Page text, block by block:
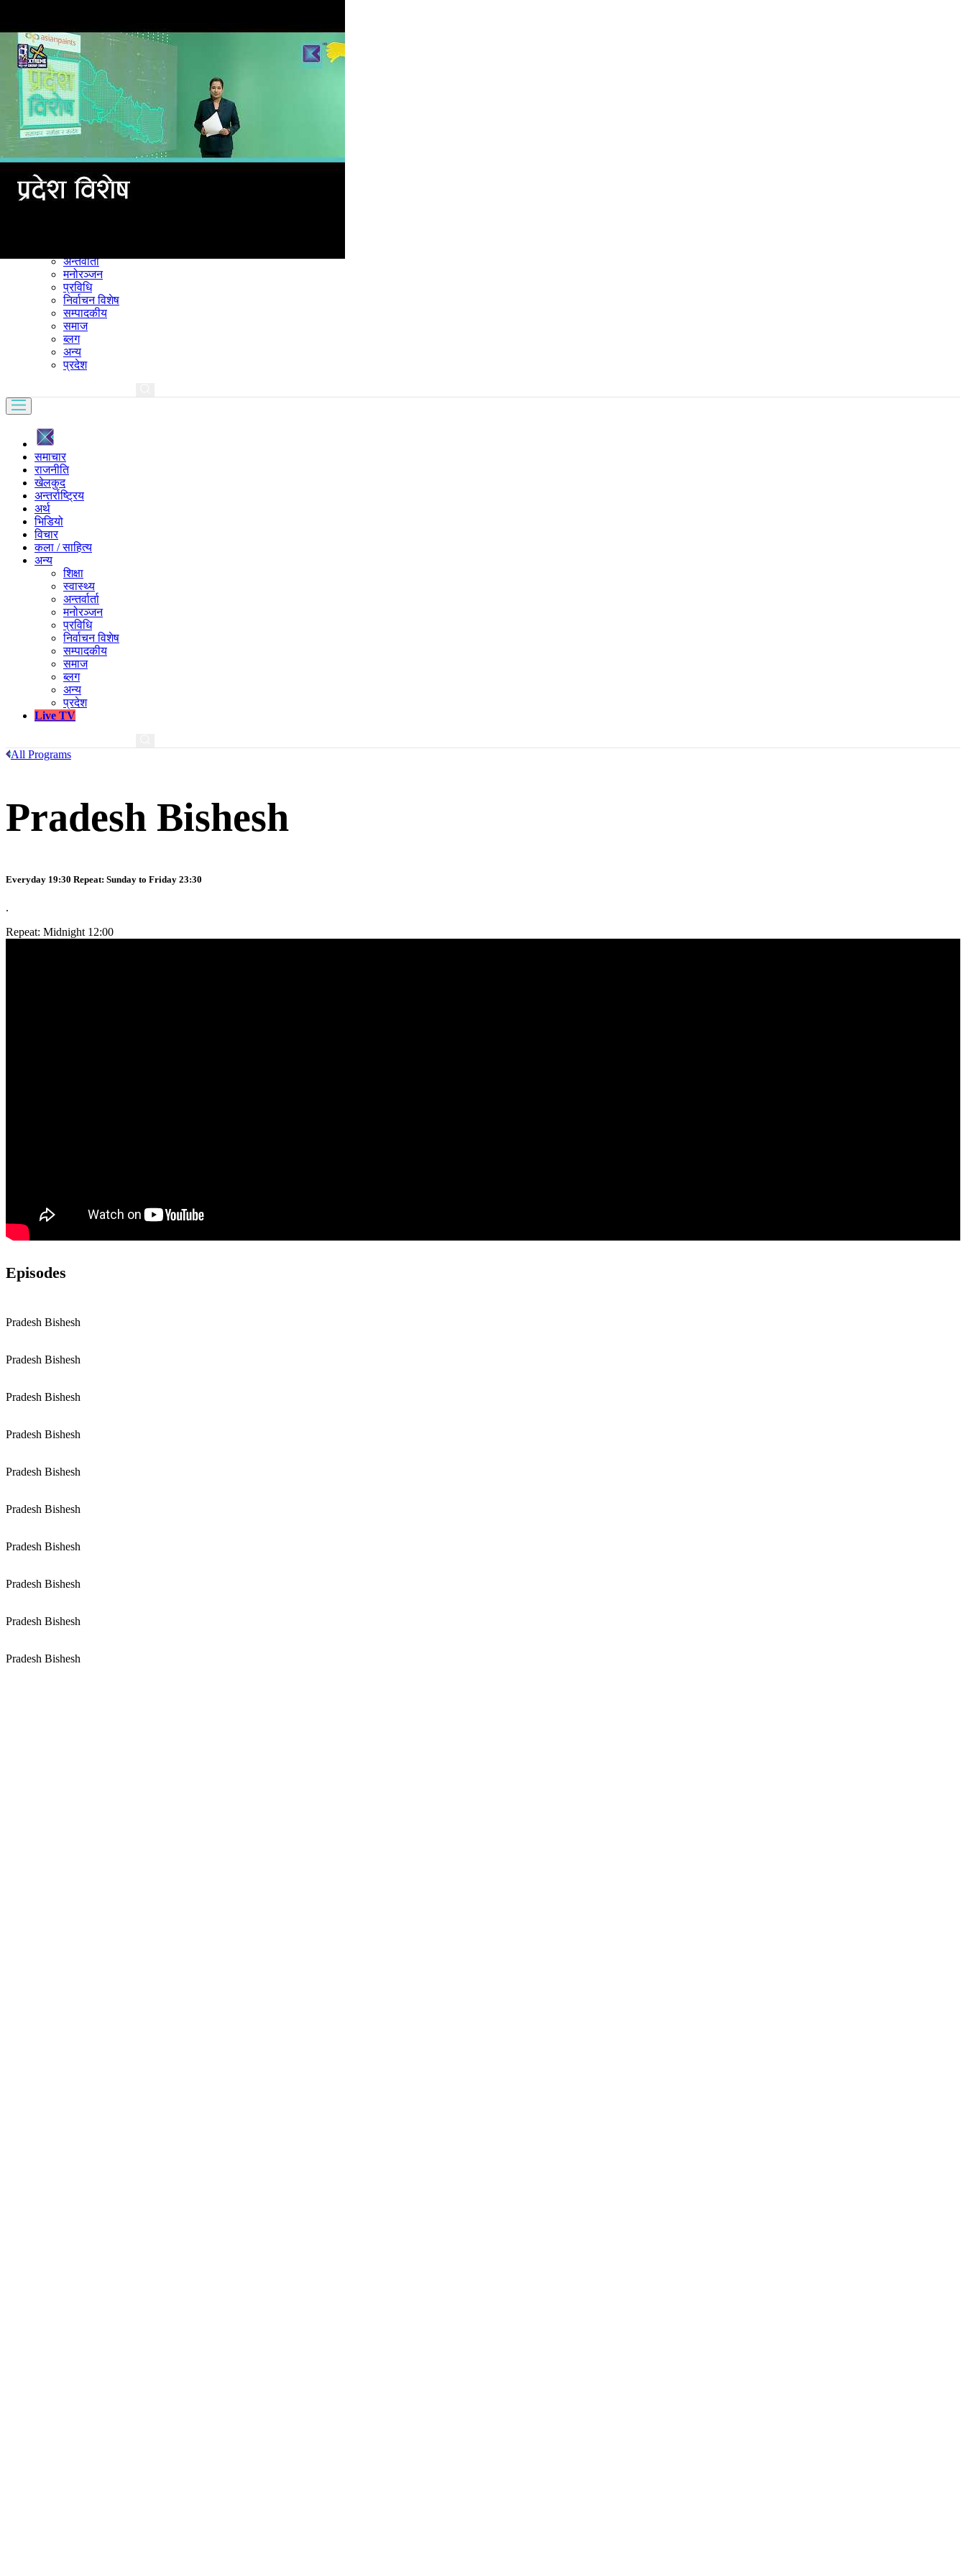
समाचार
राजनीति
अन्तर्राष्ट्रिय
अर्थ
भिडियो
विचार
अन्तर्वार्ता
मनोरञ्जन
प्रविधि
निर्वाचन विशेष
सम्पादकीय
समाज
ब्लग
अन्य
प्रदेश
समाचार
राजनीति
खेलकुद
अन्तर्राष्ट्रिय
अर्थ
भिडियो
विचार
कला / साहित्य
अन्य
शिक्षा
स्वास्थ्य
अन्तर्वार्ता
मनोरञ्जन
प्रविधि
निर्वाचन विशेष
सम्पादकीय
समाज
ब्लग
अन्य
प्रदेश
Live TV
All Programs
Pradesh Bishesh
Everyday 19:30 Repeat: Sunday to Friday 23:30
.
Repeat: Midnight 12:00
Episodes
Pradesh Bishesh
Pradesh Bishesh
Pradesh Bishesh
Pradesh Bishesh
Pradesh Bishesh
Pradesh Bishesh
Pradesh Bishesh
Pradesh Bishesh
Pradesh Bishesh
Pradesh Bishesh